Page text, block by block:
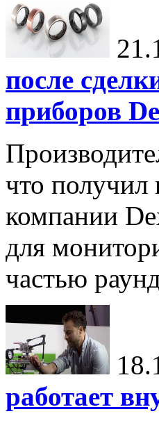
после
приборов
что получил
компании
для
частью
работает